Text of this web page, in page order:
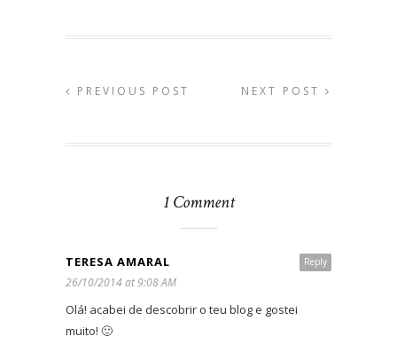
PREVIOUS POST NEXT POST
1 Comment
Reply
TERESA AMARAL
26/10/2014 at 9:08 AM
Olá! acabei de descobrir o teu blog e gostei
muito! 🙂